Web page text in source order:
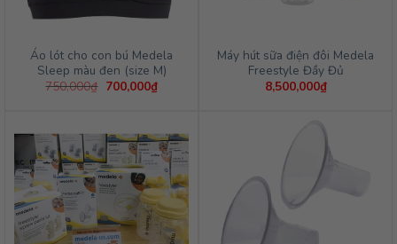
Áo lót cho con bú Medela
Sleep màu đen (size M)
750,000₫ Giá
700,000₫Giá
hiện
700,000₫.
Máy hút sữa điện đôi Medela
Freestyle Đầy Đủ
8,500,000₫